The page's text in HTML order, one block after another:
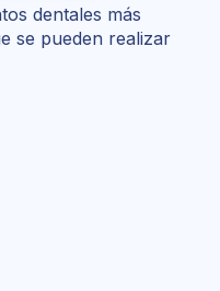
dentales más
se pueden realizar